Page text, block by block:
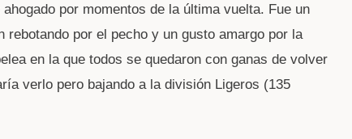
por momentos de la última vuelta. Fue un
rebotando por el pecho y un gusto amargo por la
en la que todos se quedaron con ganas de volver
verlo pero bajando a la división Ligeros (135